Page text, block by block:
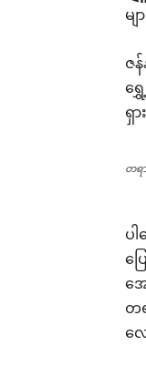
မ
ဇ
ရွှ
ရှ
တရ
ပ
ပ
အ
တ
လ